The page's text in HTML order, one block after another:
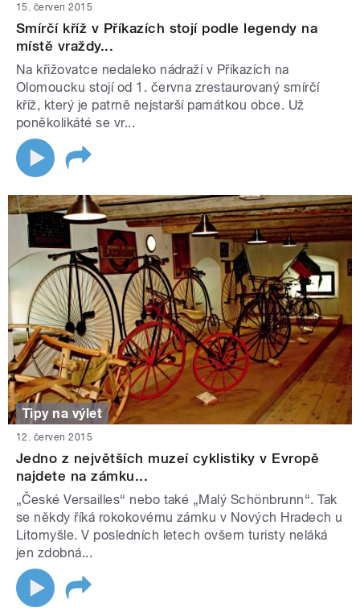
15. červen 2015
Smírčí kříž v Příkazích stojí podle legendy na
místě vraždy...
Na křižovatce nedaleko nádraží v Příkazích na
Olomoucku stojí od 1. června zrestaurovaný smírčí
kříž, který je patrně nejstarší památkou obce. Už
poněkolikáté se vr...
Tipy na výlet
12. červen 2015
Jedno z největších muzeí cyklistiky v Evropě
najdete na zámku...
„České Versailles“ nebo také „Malý Schönbrunn“. Tak
se někdy říká rokokovému zámku v Nových Hradech u
Litomyšle. V posledních letech ovšem turisty neláká
jen zdobná...